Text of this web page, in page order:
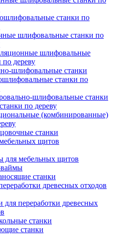
станки по
шлифовальные станки по
шлифовальные
по дереву
шлифовальные станки
станки по
шлифовальные станки
по дереву
(комбинированные)
станки
щитов
для мебельных щитов
станки
древесных отходов
для переработки древесных
станки
станки